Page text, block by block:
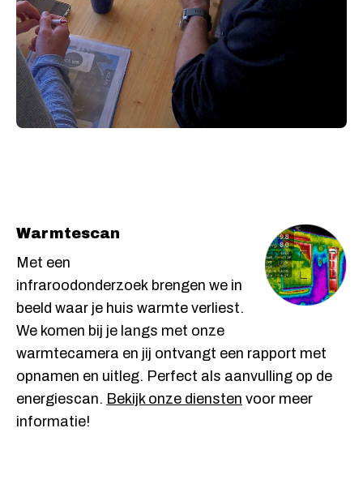
Warmtescan
Met een
infraroodonderzoek brengen we in
beeld waar je huis warmte verliest.
We komen bij je langs met onze
warmtecamera en jij ontvangt een rapport met
opnamen en uitleg. Perfect als aanvulling op de
energiescan. Bekijk onze diensten voor meer
informatie!